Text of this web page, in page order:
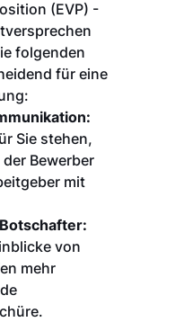
(EVP) -
folgenden
für eine
Sie stehen,
Bewerber
mit
von
mehr